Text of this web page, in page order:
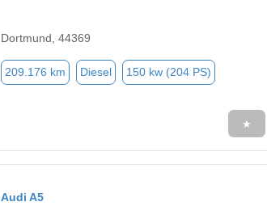
Dortmund, 44369
209.176 km Diesel 150 kw (204 PS)
★
Audi A5